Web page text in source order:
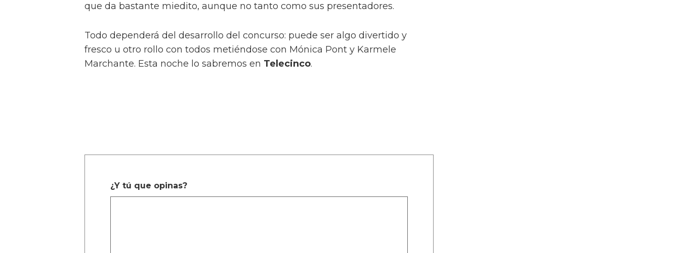
que da bastante miedito, aunque no tanto como sus presentadores.
Todo dependerá del desarrollo del concurso: puede ser algo divertido y
fresco u otro rollo con todos metiéndose con Mónica Pont y Karmele
Marchante. Esta noche lo sabremos en Telecinco.
¿Y tú que opinas?